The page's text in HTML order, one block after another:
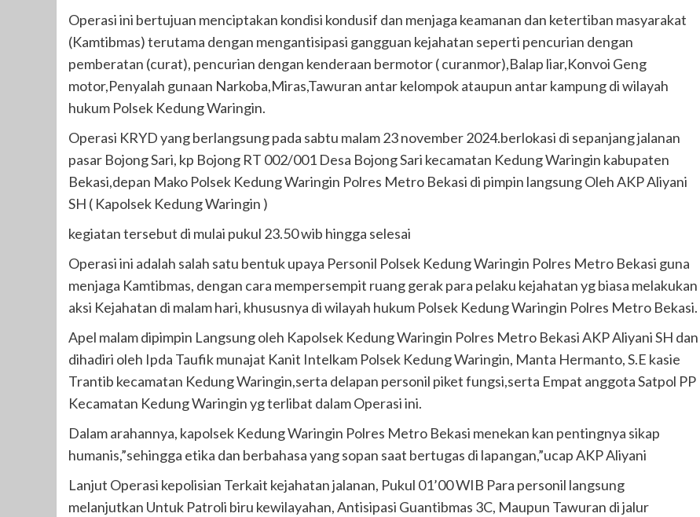
Operasi ini bertujuan menciptakan kondisi kondusif dan menjaga keamanan dan ketertiban masyarakat
(Kamtibmas) terutama dengan mengantisipasi gangguan kejahatan seperti pencurian dengan
pemberatan (curat), pencurian dengan kenderaan bermotor ( curanmor),Balap liar,Konvoi Geng
motor,Penyalah gunaan Narkoba,Miras,Tawuran antar kelompok ataupun antar kampung di wilayah
hukum Polsek Kedung Waringin.
Operasi KRYD yang berlangsung pada sabtu malam 23 november 2024.berlokasi di sepanjang jalanan
pasar Bojong Sari, kp Bojong RT 002/001 Desa Bojong Sari kecamatan Kedung Waringin kabupaten
Bekasi,depan Mako Polsek Kedung Waringin Polres Metro Bekasi di pimpin langsung Oleh AKP Aliyani
SH ( Kapolsek Kedung Waringin )
kegiatan tersebut di mulai pukul 23.50 wib hingga selesai
Operasi ini adalah salah satu bentuk upaya Personil Polsek Kedung Waringin Polres Metro Bekasi guna
menjaga Kamtibmas, dengan cara mempersempit ruang gerak para pelaku kejahatan yg biasa melakukan
aksi Kejahatan di malam hari, khususnya di wilayah hukum Polsek Kedung Waringin Polres Metro Bekasi.
Apel malam dipimpin Langsung oleh Kapolsek Kedung Waringin Polres Metro Bekasi AKP Aliyani SH dan
dihadiri oleh Ipda Taufik munajat Kanit Intelkam Polsek Kedung Waringin, Manta Hermanto, S.E kasie
Trantib kecamatan Kedung Waringin,serta delapan personil piket fungsi,serta Empat anggota Satpol PP
Kecamatan Kedung Waringin yg terlibat dalam Operasi ini.
Dalam arahannya, kapolsek Kedung Waringin Polres Metro Bekasi menekan kan pentingnya sikap
humanis,”sehingga etika dan berbahasa yang sopan saat bertugas di lapangan,”ucap AKP Aliyani
Lanjut Operasi kepolisian Terkait kejahatan jalanan, Pukul 01’00 WIB Para personil langsung
melanjutkan Untuk Patroli biru kewilayahan, Antisipasi Guantibmas 3C, Maupun Tawuran di jalur